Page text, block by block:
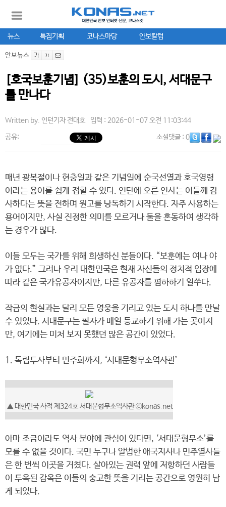
뉴스 특집기획 코나스마당 안보칼럼
안보뉴스
[호국보훈기념] (35)보훈의 도시, 서대문구
를 만나다
Written by. 인턴기자 전대호 입력 : 2026-01-07 오전 11:03:44
공유: 소셜댓글: 0
매년 광복절이나 현충일과 같은 기념일에 순국선열과 호국영령
이라는 용어를 쉽게 접할 수 있다. 연단에 오른 연사는 이들께 감
사하다는 뜻을 전하며 원고를 낭독하기 시작한다. 자주 사용하는
용어이지만, 사실 진정한 의미를 모르거나 둘을 혼동하여 생각하
는 경우가 많다.
이들 모두는 국가를 위해 희생하신 분들이다. “보훈에는 여나 야
가 없다.” 그러나 우리 대한민국은 현재 자신들의 정치적 입장에
따라 같은 국가유공자이지만, 다른 유공자를 폄하하기 일쑤다.
작금의 현실과는 달리 모든 영웅을 기리고 있는 도시 하나를 만날
수 있었다. 서대문구는 필자가 매일 등교하기 위해 가는 곳이지
만, 여기에는 미처 보지 못했던 많은 공간이 있었다.
1. 독립투사부터 민주화까지, ‘서대문형무소역사관’
▲ 대한민국 사적 제324호 서대문형무소역사관 ⓒkonas.net
아마 조금이라도 역사 분야에 관심이 있다면, ‘서대문형무소’를
모를 수 없을 것이다. 국민 누구나 알법한 애국지사나 민주열사들
은 한 번씩 이곳을 거쳤다. 살아있는 권력 앞에 저항하던 사람들
이 투옥된 감옥은 이들의 숭고한 뜻을 기리는 공간으로 영원히 남
게 되었다.